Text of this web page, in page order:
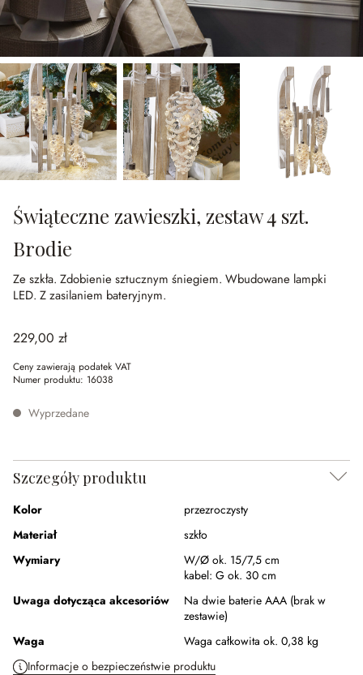
Świąteczne zawieszki, zestaw 4 szt.
Brodie
Ze szkła. Zdobienie sztucznym śniegiem. Wbudowane lampki
LED. Z zasilaniem bateryjnym.
229,00 zł
Ceny zawierają podatek VAT
Numer produktu: 16038
Wyprzedane
Szczegóły produktu
Kolor
przezroczysty
Materiał
szkło
Wymiary
W/Ø ok. 15/7,5 cm
kabel: G ok. 30 cm
Uwaga dotycząca akcesoriów
Na dwie baterie AAA (brak w
zestawie)
Waga
Waga całkowita ok. 0,38 kg
Informacje o bezpieczeństwie produktu